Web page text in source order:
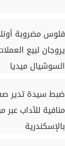
فلوس مضروبة
يروجان لبيع
السوشيال ميديا
ضبط سيدة تدير
منافية للآداب عبر
بالإسكندرية